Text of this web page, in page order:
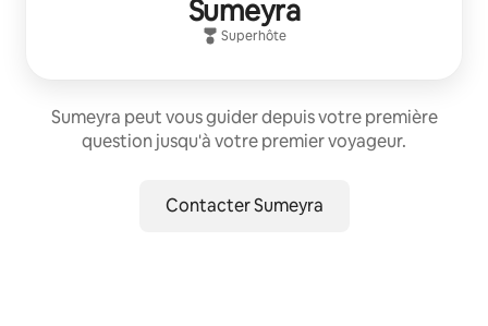
Sumeyra
Superhôte
Sumeyra peut vous guider depuis votre première
question jusqu'à votre premier voyageur.
Contacter Sumeyra